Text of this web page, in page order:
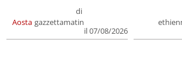
Aosta
di
gazzettamatin
il 07/08/2026